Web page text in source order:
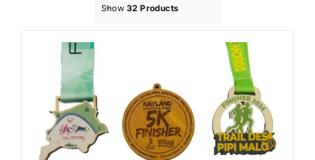
Show 32 Products